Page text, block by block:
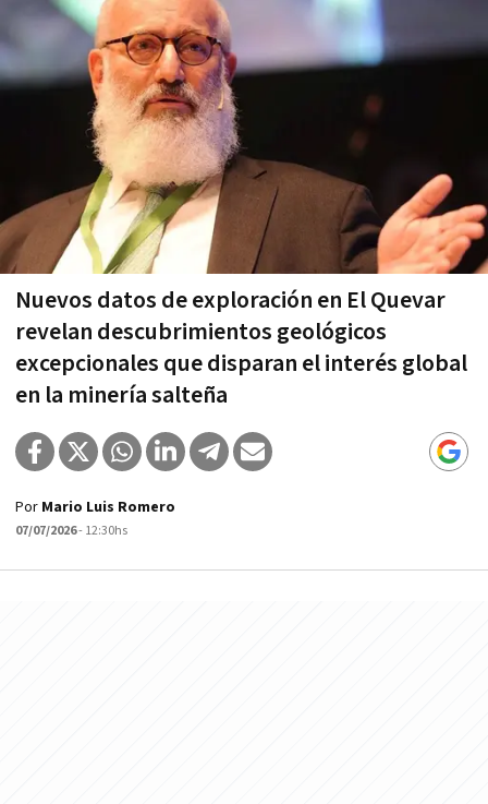
Nuevos datos de exploración en El Quevar
revelan descubrimientos geológicos
excepcionales que disparan el interés global
en la minería salteña
Por Mario Luis Romero
07/07/2026- 12:30hs